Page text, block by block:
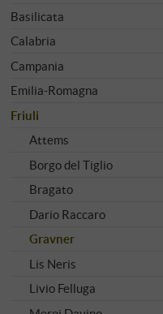
Basilicata
Calabria
Campania
Emilia-Romagna
Friuli
Attems
Borgo del Tiglio
Bragato
Dario Raccaro
Gravner
Lis Neris
Livio Felluga